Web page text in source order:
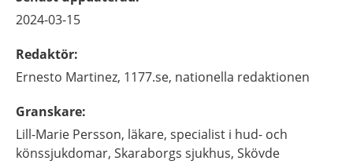
2024-03-15
Redaktör:
Ernesto Martinez, 1177.se, nationella redaktionen
Granskare:
Lill-Marie Persson, läkare, specialist i hud- och
könssjukdomar, Skaraborgs sjukhus, Skövde